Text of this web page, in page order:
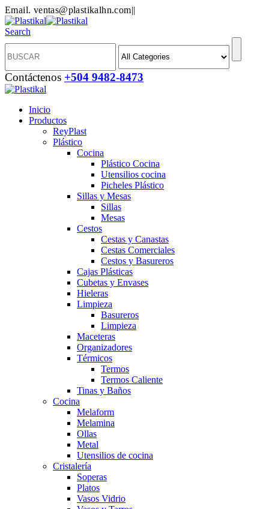
Email. ventas@plastikalhn.com||
Search
Contáctenos +504 9482-8473
Inicio
Productos
ReyPlast
Plástico
Cocina
Plástico Cocina
Utensilios cocina
Picheles Plástico
Sillas y Mesas
Sillas
Mesas
Cestos
Cestas y Canastas
Cestas Comerciales
Cestos y Basureros
Cajas Plásticas
Cubetas y Envases
Hieleras
Limpieza
Basureros
Limpieza
Maceteras
Organizadores
Térmicos
Termos
Termos Caliente
Tinas y Baños
Cocina
Melaform
Melamina
Ollas
Metal
Utensilios de cocina
Cristalería
Soperas
Platos
Vasos Vidrio